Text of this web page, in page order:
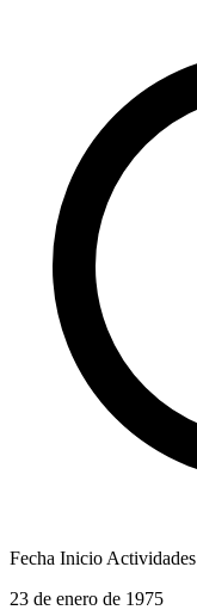
Fecha Inicio Actividades
23 de enero de 1975